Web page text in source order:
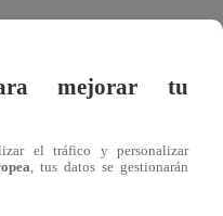
los
Premios Luces 2026
categorías de
mejorar tu
el tráfico y personalizar
, tus datos se gestionarán